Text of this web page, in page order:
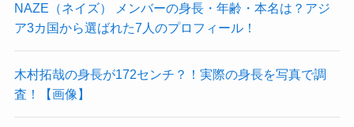
NAZE（ネイズ） メンバーの身長・年齢・本名は？アジ
ア3カ国から選ばれた7人のプロフィール！
木村拓哉の身長が172センチ？！実際の身長を写真で調
査！【画像】